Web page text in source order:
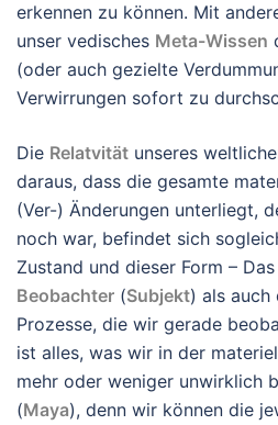
erkennen zu können. Mit
unser vedisches Meta-Wissen
(oder auch gezielte
Verwirrungen sofort zu
Die Relatvität unseres
daraus, dass die gesamte
(Ver-) Änderungen unterliegt,
noch war, befindet sich
Zustand und dieser Form –
Beobachter (Subjekt) als auch
Prozesse, die wir gerade
ist alles, was wir in der
mehr oder weniger unwirklich
(Maya), denn wir können die